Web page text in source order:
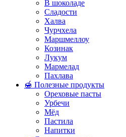
В шоколаде
Сладости
Халва
Чурчхела
Маршмеллоу
Козинак
Лукум
Мармелад
Пахлава
🍯 Полезные продукты
Ореховые пасты
Урбечи
Мёд
Пастила
Напитки